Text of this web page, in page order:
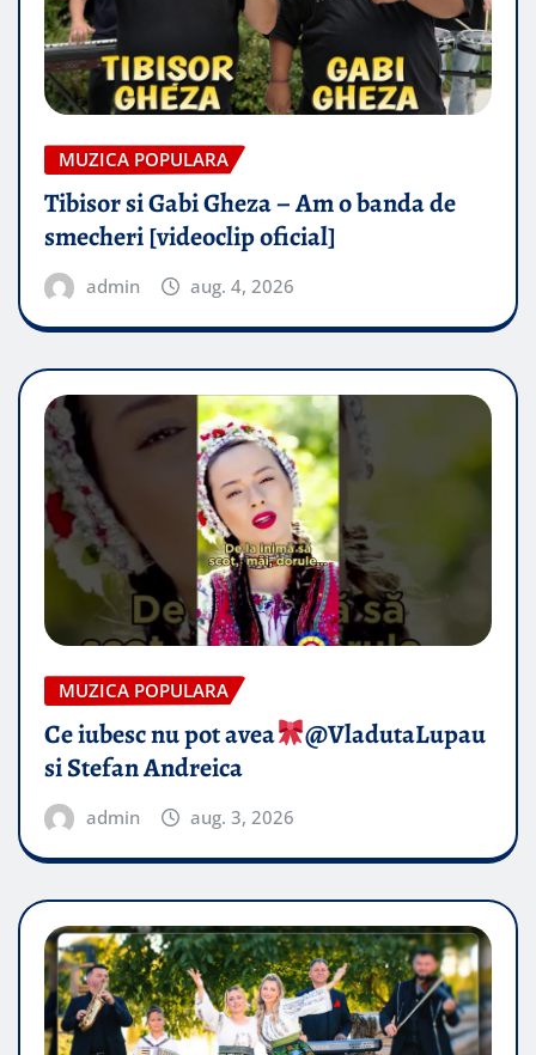
MUZICA POPULARA
Tibisor si Gabi Gheza – Am o banda de
smecheri [videoclip oficial]
admin aug. 4, 2026
MUZICA POPULARA
Ce iubesc nu pot avea
​@VladutaLupau
si Stefan Andreica
admin aug. 3, 2026